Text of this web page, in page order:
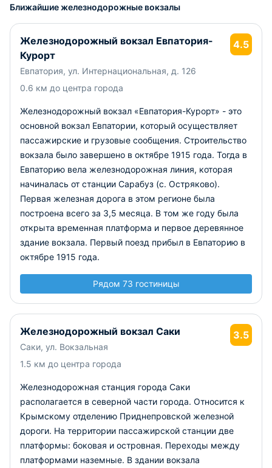
Ближайшие железнодорожные вокзалы
Железнодорожный вокзал Евпатория-
Курорт
Евпатория, ул. Интернациональная, д. 126
0.6 км до центра города
4.5
Железнодорожный вокзал «Евпатория-Курорт» - это
основной вокзал Евпатории, который осуществляет
пассажирские и грузовые сообщения. Строительство
вокзала было завершено в октябре 1915 года. Тогда в
Евпаторию вела железнодорожная линия, которая
начиналась от станции Сарабуз (с. Остряково).
Первая железная дорога в этом регионе была
построена всего за 3,5 месяца. В том же году была
открыта временная платформа и первое деревянное
здание вокзала. Первый поезд прибыл в Евпаторию в
октябре 1915 года.
Рядом 73 гостиницы
Железнодорожный вокзал Саки
Саки, ул. Вокзальная
1.5 км до центра города
3.5
Железнодорожная станция города Саки
располагается в северной части города. Относится к
Крымскому отделению Приднепровской железной
дороги. На территории пассажирской станции две
платформы: боковая и островная. Переходы между
платформами наземные. В здании вокзала